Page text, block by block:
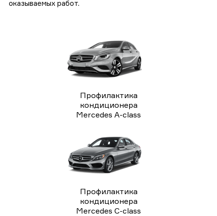
оказываемых работ.
Профилактика
кондиционера
Mercedes A-class
Профилактика
кондиционера
Mercedes C-class